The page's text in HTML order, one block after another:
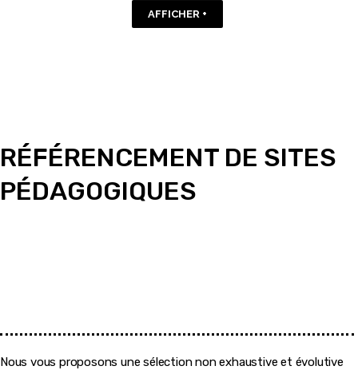
AFFICHER +
RÉFÉRENCEMENT DE SITES
PÉDAGOGIQUES
Nous vous proposons une sélection non exhaustive et évolutive